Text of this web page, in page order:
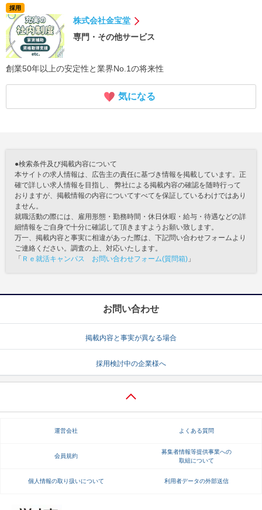
採用
株式会社金宝堂
専門・その他サービス
創業50年以上の安定性と業界No.1の将来性
気になる
●検索条件及び掲載内容について
本サイトの求人情報は、広告主の責任に基づき情報を掲載しています。正
確で詳しい求人情報を目指し、 弊社による掲載内容の確認を随時行って
おりますが、掲載情報の内容についてすべてを保証しているわけではあり
ません。
就職活動の際には、雇用形態・勤務時間・休日休暇・給与・待遇などの詳
細情報をご自身で十分に確認して頂きますようお願い致します。
万一、掲載内容と事実に相違があった際は、下記問い合わせフォームより
ご連絡ください。調査の上、対応いたします。
「 Ｒｅ就活キャンパス お問い合わせフォーム(質問箱) 」
お問い合わせ
掲載内容と事実が異なる場合
採用検討中の企業様へ
運営会社 よくある質問
会員規約
募集者情報等提供事業への
取組について
個人情報の取り扱いについて 利用者データの外部送信